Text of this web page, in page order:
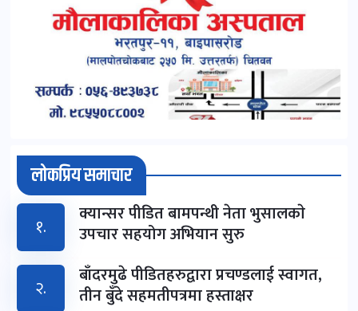
लोकप्रिय समाचार
१. क्यान्सर पीडित बामपन्थी नेता भुसालकाे
उपचार सहयोग अभियान सुरु
२.
बाँदरमुढे पीडितहरुद्वारा प्रचण्डलाई स्वागत,
तीन बुँदे सहमतीपत्रमा हस्ताक्षर